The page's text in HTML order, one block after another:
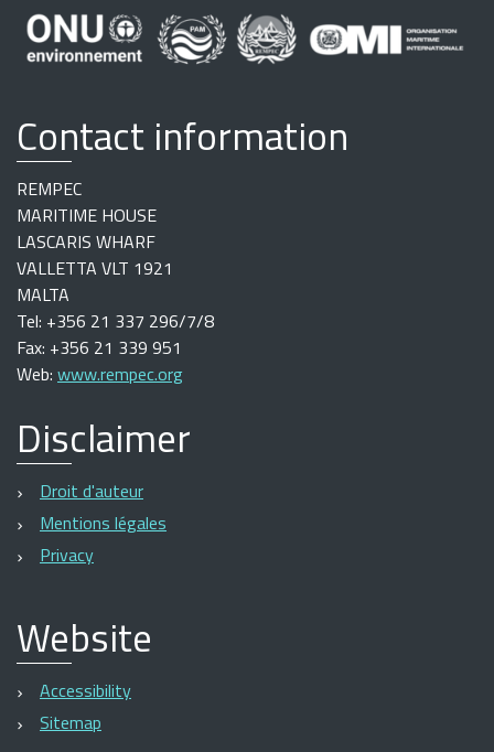
Contact information
REMPEC
MARITIME HOUSE
LASCARIS WHARF
VALLETTA VLT 1921
MALTA
Tel: +356 21 337 296/7/8
Fax: +356 21 339 951
Web: www.rempec.org
Disclaimer
Droit d'auteur
Mentions légales
Privacy
Website
Accessibility
Sitemap